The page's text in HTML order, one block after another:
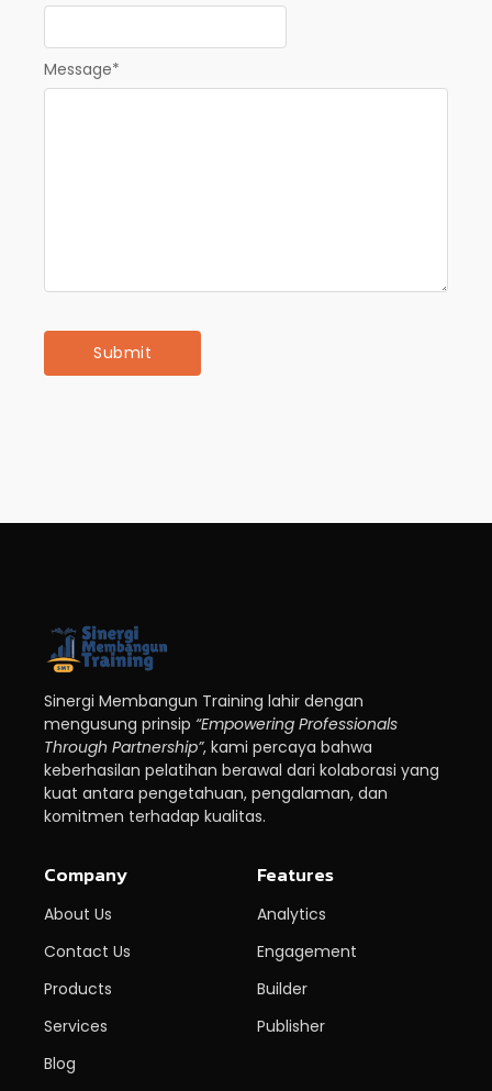
Message*
Sinergi Membangun Training lahir dengan
mengusung prinsip “Empowering Professionals
Through Partnership”, kami percaya bahwa
keberhasilan pelatihan berawal dari kolaborasi yang
kuat antara pengetahuan, pengalaman, dan
komitmen terhadap kualitas.
Company
About Us
Contact Us
Products
Services
Blog
Features
Analytics
Engagement
Builder
Publisher